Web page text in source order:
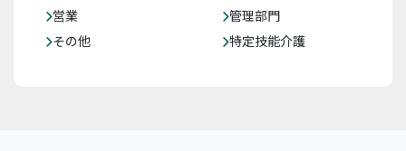
営業
管理部門
その他
特定技能介護